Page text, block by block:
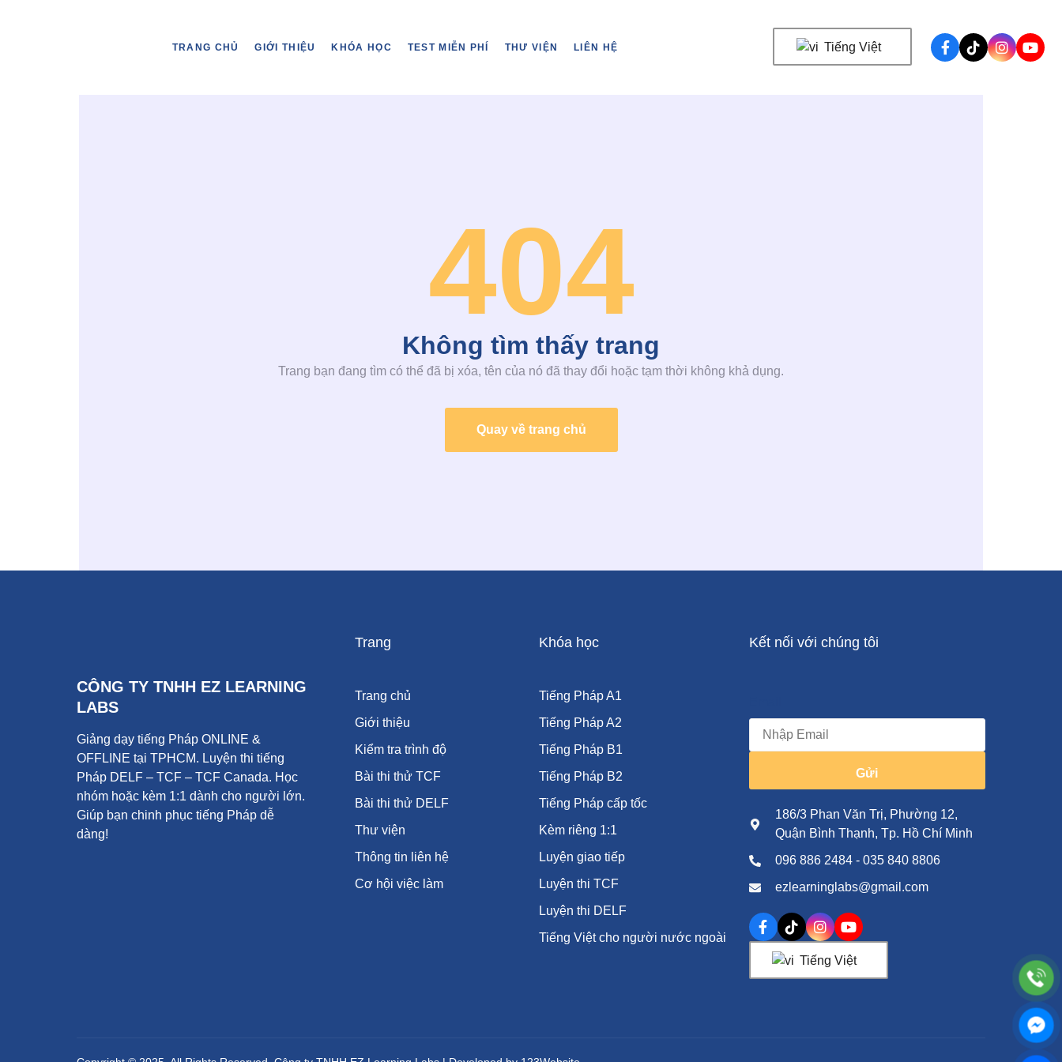
TRANG CHỦ GIỚI THIỆU KHÓA HỌC TEST MIỄN PHÍ THƯ VIỆN LIÊN HỆ Tiếng Việt
404
Không tìm thấy trang
Trang bạn đang tìm có thể đã bị xóa, tên của nó đã thay đổi hoặc tạm thời không khả dụng.
Quay về trang chủ
CÔNG TY TNHH EZ LEARNING
LABS
Giảng dạy tiếng Pháp ONLINE &
OFFLINE tại TPHCM. Luyện thi tiếng
Pháp DELF – TCF – TCF Canada. Học
nhóm hoặc kèm 1:1 dành cho người lớn.
Giúp bạn chinh phục tiếng Pháp dễ
dàng!
Trang
Trang chủ
Giới thiệu
Kiểm tra trình độ
Bài thi thử TCF
Bài thi thử DELF
Thư viện
Thông tin liên hệ
Cơ hội việc làm
Khóa học
Tiếng Pháp A1
Tiếng Pháp A2
Tiếng Pháp B1
Tiếng Pháp B2
Tiếng Pháp cấp tốc
Kèm riêng 1:1
Luyện giao tiếp
Luyện thi TCF
Luyện thi DELF
Tiếng Việt cho người nước ngoài
Kết nối với chúng tôi
Gửi
186/3 Phan Văn Trị, Phường 12,
Quận Bình Thạnh, Tp. Hồ Chí Minh
096 886 2484 - 035 840 8806
ezlearninglabs@gmail.com
Tiếng Việt